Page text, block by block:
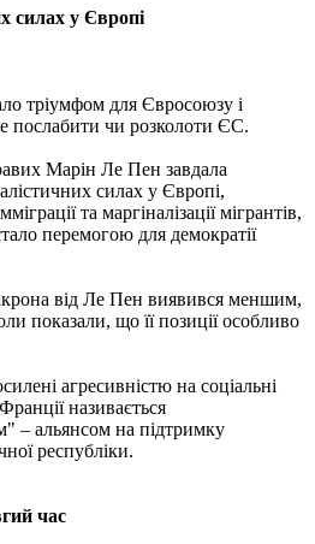
силах у Європі
тріумфом для Євросоюзу і
послабити чи розколоти ЄС.
Марін Ле Пен завдала
силах у Європі,
та маргіналізації мігрантів,
перемогою для демократії
від Ле Пен виявився меншим,
показали, що її позиції особливо
агресивністю на соціальні
називається
– альянсом на підтримку
республіки.
час